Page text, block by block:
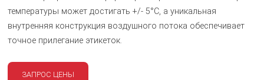
температуры может достигать +/- 5°C, а уникальная
внутренняя конструкция воздушного потока обеспечивает
точное прилегание этикеток.
ЗАПРОС ЦЕНЫ